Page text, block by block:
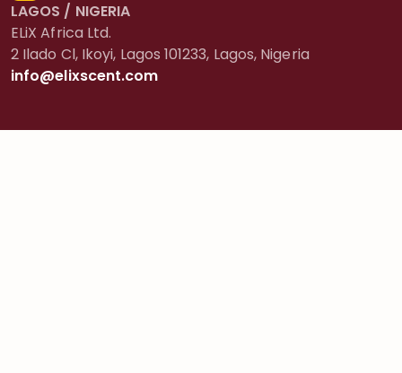
LAGOS / NIGERIA
ELiX Africa Ltd.
2 Ilado Cl, Ikoyi, Lagos 101233, Lagos, Nigeria
info@elixscent.com